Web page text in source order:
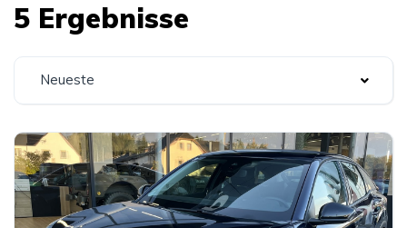
5 Ergebnisse
Neueste